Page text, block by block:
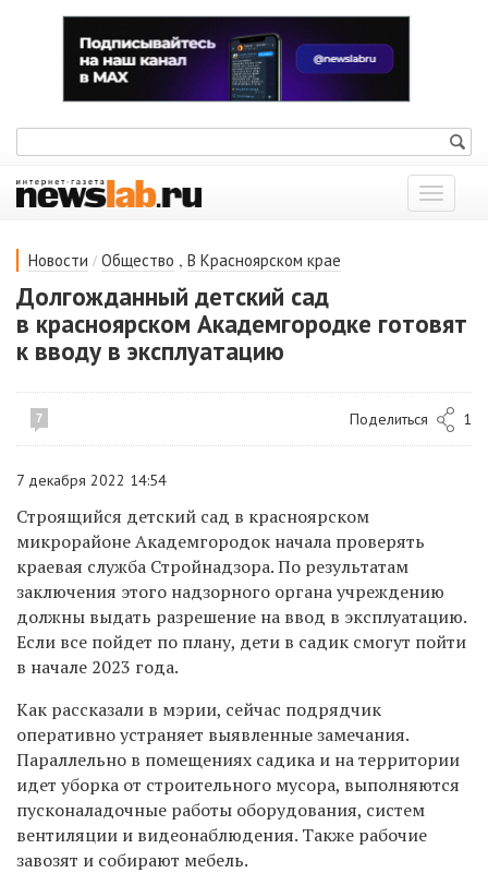
Показать
меню
Новости / Общество , В Красноярском крае
Долгожданный детский сад
в красноярском Академгородке готовят
к вводу в эксплуатацию
7 Поделиться 1
7 декабря 2022 14:54
Строящийся детский сад в красноярском
микрорайоне Академгородок начала проверять
краевая служба Стройнадзора. По результатам
заключения этого надзорного органа учреждению
должны выдать разрешение на ввод в эксплуатацию.
Если все пойдет по плану, дети в садик смогут пойти
в начале 2023 года.
Как рассказали в мэрии, сейчас подрядчик
оперативно устраняет выявленные замечания.
Параллельно в помещениях садика и на территории
идет уборка от строительного мусора, выполняются
пусконаладочные работы оборудования, систем
вентиляции и видеонаблюдения. Также рабочие
завозят и собирают мебель.